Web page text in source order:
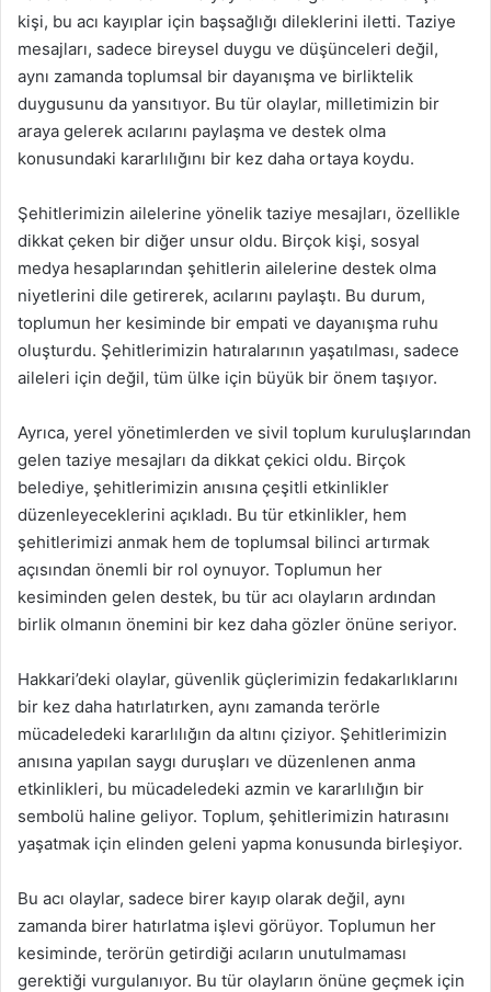
kişi, bu acı kayıplar için başsağlığı dileklerini iletti. Taziye
mesajları, sadece bireysel duygu ve düşünceleri değil,
aynı zamanda toplumsal bir dayanışma ve birliktelik
duygusunu da yansıtıyor. Bu tür olaylar, milletimizin bir
araya gelerek acılarını paylaşma ve destek olma
konusundaki kararlılığını bir kez daha ortaya koydu.
Şehitlerimizin ailelerine yönelik taziye mesajları, özellikle
dikkat çeken bir diğer unsur oldu. Birçok kişi, sosyal
medya hesaplarından şehitlerin ailelerine destek olma
niyetlerini dile getirerek, acılarını paylaştı. Bu durum,
toplumun her kesiminde bir empati ve dayanışma ruhu
oluşturdu. Şehitlerimizin hatıralarının yaşatılması, sadece
aileleri için değil, tüm ülke için büyük bir önem taşıyor.
Ayrıca, yerel yönetimlerden ve sivil toplum kuruluşlarından
gelen taziye mesajları da dikkat çekici oldu. Birçok
belediye, şehitlerimizin anısına çeşitli etkinlikler
düzenleyeceklerini açıkladı. Bu tür etkinlikler, hem
şehitlerimizi anmak hem de toplumsal bilinci artırmak
açısından önemli bir rol oynuyor. Toplumun her
kesiminden gelen destek, bu tür acı olayların ardından
birlik olmanın önemini bir kez daha gözler önüne seriyor.
Hakkari’deki olaylar, güvenlik güçlerimizin fedakarlıklarını
bir kez daha hatırlatırken, aynı zamanda terörle
mücadeledeki kararlılığın da altını çiziyor. Şehitlerimizin
anısına yapılan saygı duruşları ve düzenlenen anma
etkinlikleri, bu mücadeledeki azmin ve kararlılığın bir
sembolü haline geliyor. Toplum, şehitlerimizin hatırasını
yaşatmak için elinden geleni yapma konusunda birleşiyor.
Bu acı olaylar, sadece birer kayıp olarak değil, aynı
zamanda birer hatırlatma işlevi görüyor. Toplumun her
kesiminde, terörün getirdiği acıların unutulmaması
gerektiği vurgulanıyor. Bu tür olayların önüne geçmek için